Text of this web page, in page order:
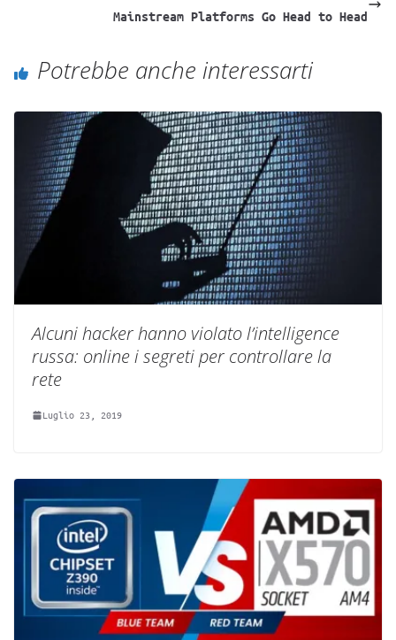
Mainstream Platforms Go Head to Head
Potrebbe anche interessarti
Alcuni hacker hanno violato l’intelligence
russa: online i segreti per controllare la
rete
Luglio 23, 2019